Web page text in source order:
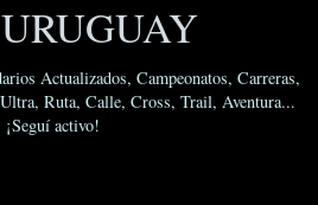
Actualizados, Campeonatos, Carreras,
Ruta, Calle, Cross, Trail, Aventura...
¡Seguí activo!